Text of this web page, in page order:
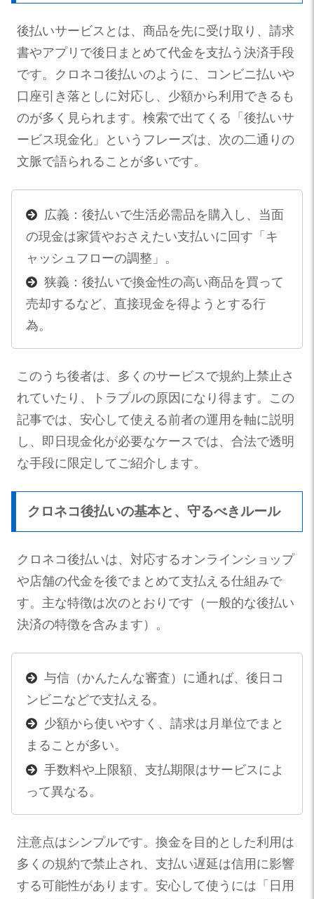
後払いサービスとは、商品を先に受け取り、請求
書やアプリで後日まとめて代金を支払う決済手段
です。クロネコ後払いのように、コンビニ払いや
口座引き落としに対応し、少額から利用できるも
のが多く見られます。検索で出てくる「後払いサ
ービス現金化」というフレーズは、次の二通りの
文脈で語られることが多いです。
広義：後払いで生活必需品を購入し、当面
の現金は家賃やおさえたい支払いに回す「キ
ャッシュフローの調整」。
狭義：後払いで換金性の高い商品を買って
売却するなど、直接現金を得ようとする行
為。
このうち後者は、多くのサービスで規約上禁止さ
れていたり、トラブルの原因になり得ます。この
記事では、安心して使える前者の運用を軸に説明
し、即日現金化が必要なケースでは、合法で透明
な手段に限定してご紹介します。
クロネコ後払いの基本と、守るべきルール
クロネコ後払いは、対応するオンラインショップ
や店舗の代金を後でまとめて支払える仕組みで
す。主な特徴は次のとおりです（一般的な後払い
決済の特徴を含みます）。
与信（かんたんな審査）に通れば、後日コ
ンビニなどで支払える。
少額から使いやすく、請求は月単位でまと
まることが多い。
手数料や上限額、支払期限はサービスによ
って異なる。
注意点はシンプルです。換金を目的とした利用は
多くの規約で禁止され、支払い遅延は信用に影響
する可能性があります。安心して使うには「日用